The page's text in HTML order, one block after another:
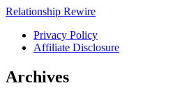
Relationship Rewire
Privacy Policy
Affiliate Disclosure
Archives